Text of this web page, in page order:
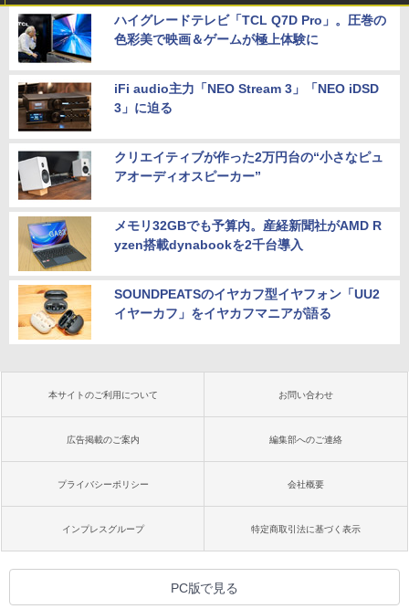
ハイグレードテレビ「TCL Q7D Pro」。圧巻の
色彩美で映画＆ゲームが極上体験に
iFi audio主力「NEO Stream 3」「NEO iDSD
3」に迫る
クリエイティブが作った2万円台の“小さなピュ
アオーディオスピーカー”
メモリ32GBでも予算内。産経新聞社がAMD R
yzen搭載dynabookを2千台導入
SOUNDPEATSのイヤカフ型イヤフォン「UU2
イヤーカフ」をイヤカフマニアが語る
本サイトのご利用について お問い合わせ
広告掲載のご案内 編集部へのご連絡
プライバシーポリシー 会社概要
インプレスグループ 特定商取引法に基づく表示
PC版で見る